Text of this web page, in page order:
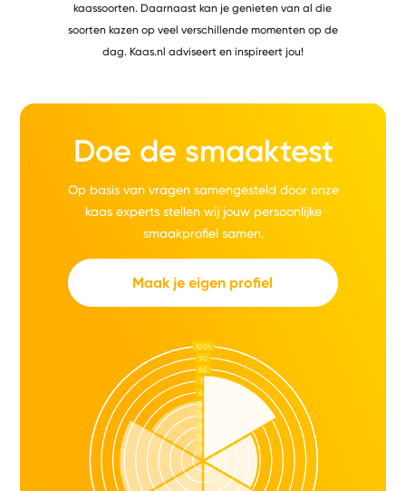
kaassoorten. Daarnaast kan je genieten van al die
soorten kazen op veel verschillende momenten op de
dag. Kaas.nl adviseert en inspireert jou!
Doe de smaaktest
Op basis van vragen samengesteld door onze
kaas experts stellen wij jouw persoonlijke
smaakprofiel samen.
Maak je eigen profiel